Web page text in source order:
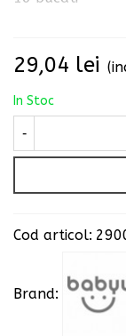
29,04 lei
In Stoc
-
Cod articol:
Brand: